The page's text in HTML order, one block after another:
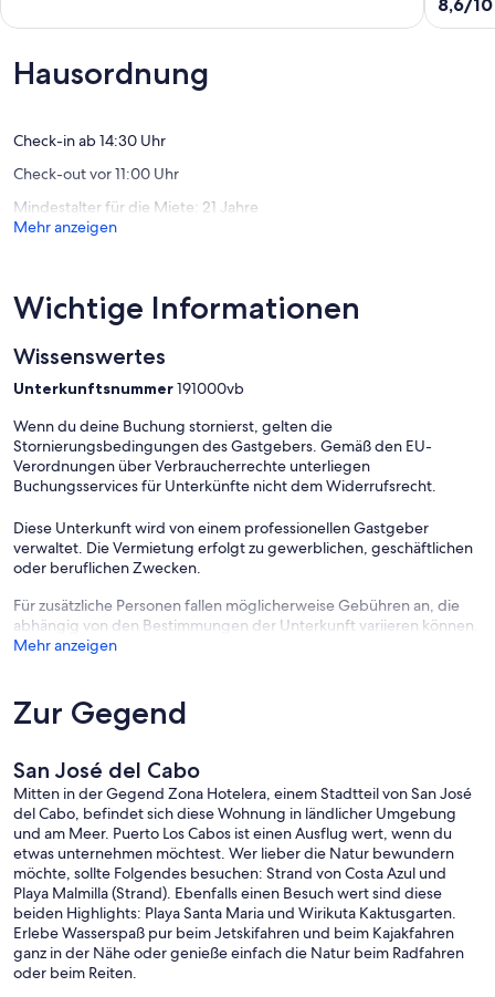
del
Cabo
(4
Bewertungen)
wBBQ,
von
8,6/10
Hausordnung
Check-in ab 14:30 Uhr
Check-out vor 11:00 Uhr
Mindestalter für die Miete: 21 Jahre
Mehr anzeigen
Wichtige Informationen
Wissenswertes
Unterkunftsnummer191000vb
Wenn du deine Buchung stornierst, gelten die
Stornierungsbedingungen des Gastgebers. Gemäß den EU-
Verordnungen über Verbraucherrechte unterliegen
Buchungsservices für Unterkünfte nicht dem Widerrufsrecht.
Diese Unterkunft wird von einem professionellen Gastgeber
verwaltet. Die Vermietung erfolgt zu gewerblichen, geschäftlichen
oder beruflichen Zwecken.
Für zusätzliche Personen fallen möglicherweise Gebühren an, die
abhängig von den Bestimmungen der Unterkunft variieren können.
Mehr anzeigen
Zur Gegend
San José del Cabo
Mitten in der Gegend Zona Hotelera, einem Stadtteil von San José
del Cabo, befindet sich diese Wohnung in ländlicher Umgebung
und am Meer. Puerto Los Cabos ist einen Ausflug wert, wenn du
etwas unternehmen möchtest. Wer lieber die Natur bewundern
möchte, sollte Folgendes besuchen: Strand von Costa Azul und
Playa Malmilla (Strand). Ebenfalls einen Besuch wert sind diese
beiden Highlights: Playa Santa Maria und Wirikuta Kaktusgarten.
Erlebe Wasserspaß pur beim Jetskifahren und beim Kajakfahren
ganz in der Nähe oder genieße einfach die Natur beim Radfahren
oder beim Reiten.